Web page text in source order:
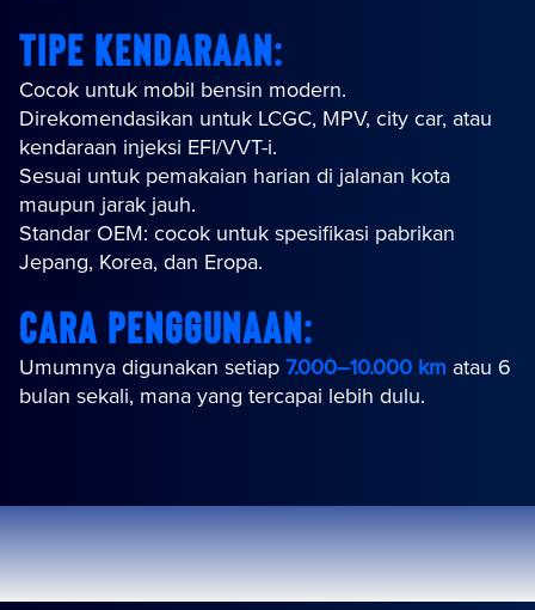
Tipe Kendaraan:
Cocok untuk mobil bensin modern.
Direkomendasikan untuk LCGC, MPV, city car, atau
kendaraan injeksi EFI/VVT-i.
Sesuai untuk pemakaian harian di jalanan kota
maupun jarak jauh.
Standar OEM: cocok untuk spesifikasi pabrikan
Jepang, Korea, dan Eropa.
Cara Penggunaan:
Umumnya digunakan setiap 7.000–10.000 km atau 6
bulan sekali, mana yang tercapai lebih dulu.